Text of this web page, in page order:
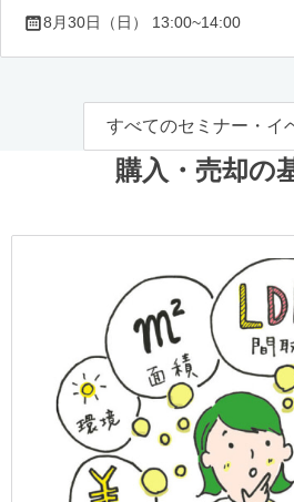
8月30日（日） 13:00~14:00
すべてのセミナー・イ
購入・売却の